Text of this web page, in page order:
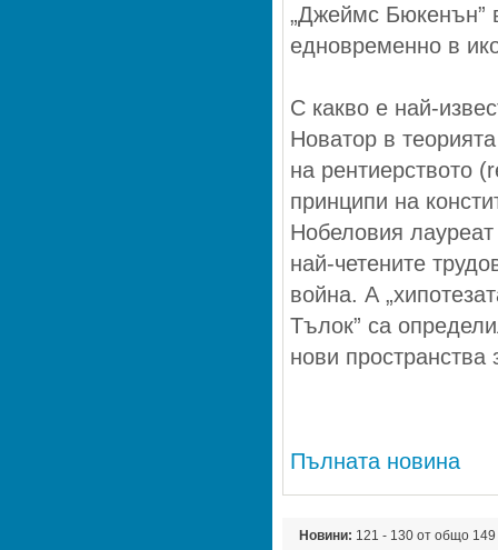
„Джеймс Бюкенън”
едновременно в
С какво е най-
Новатор в
на рентиерството
принципи на
Нобеловия
най-четените
война. А
Тълок” са
нови пространства
Пълната новина
Новини: 121 - 130 от общо 149